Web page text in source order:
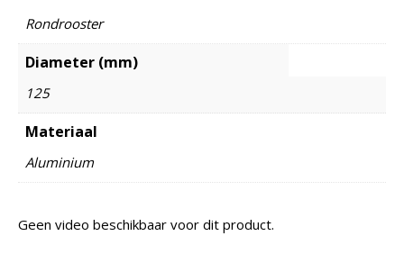
Rondrooster
Diameter (mm)
125
Materiaal
Aluminium
Geen video beschikbaar voor dit product.